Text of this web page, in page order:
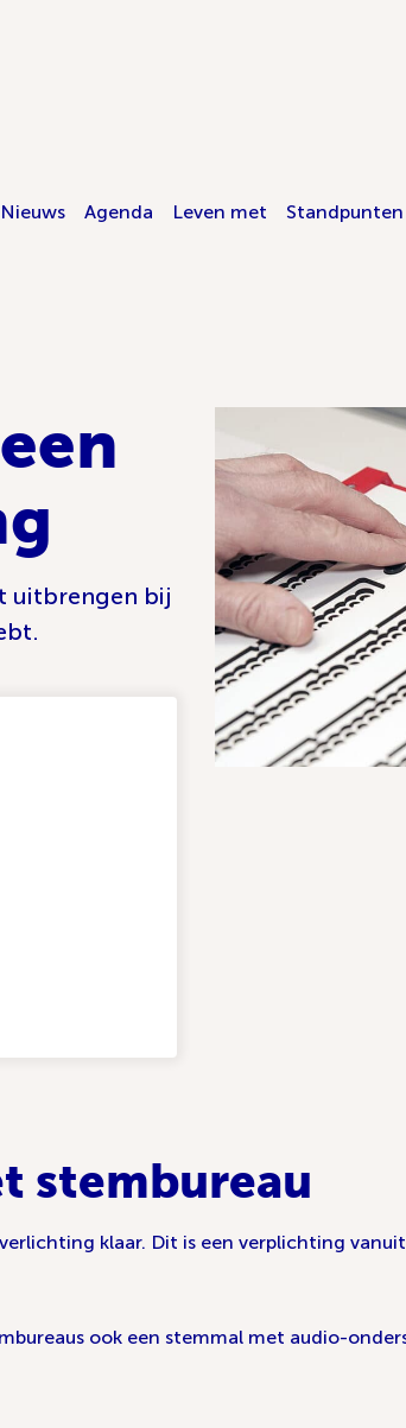
Nieuws Agenda Leven met Standpunten
uitbrengen bij
stembureau
klaar. Dit is een verplichting
ook een stemmal met audio-